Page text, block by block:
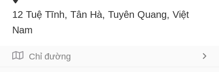
12 Tuệ Tĩnh, Tân Hà, Tuyên Quang, Việt
Nam
Chỉ đường